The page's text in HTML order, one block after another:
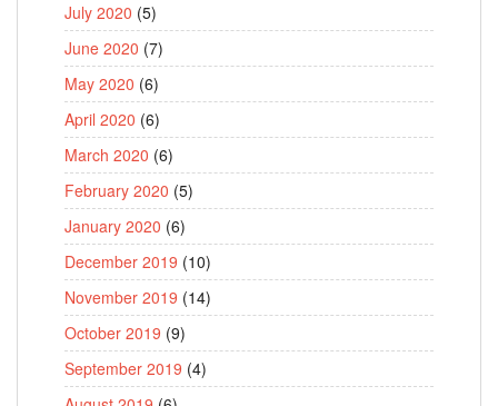
July 2020 (5)
June 2020 (7)
May 2020 (6)
April 2020 (6)
March 2020 (6)
February 2020 (5)
January 2020 (6)
December 2019 (10)
November 2019 (14)
October 2019 (9)
September 2019 (4)